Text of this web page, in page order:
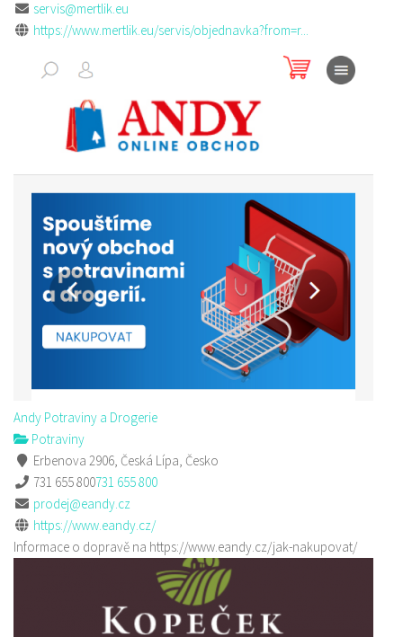
servis@mertlik.eu
https://www.mertlik.eu/servis/objednavka?from=r...
Andy Potraviny a Drogerie
Potraviny
Erbenova 2906, Česká Lípa, Česko
731 655 800731 655 800
prodej@eandy.cz
https://www.eandy.cz/
Informace o dopravě na https://www.eandy.cz/jak-nakupovat/